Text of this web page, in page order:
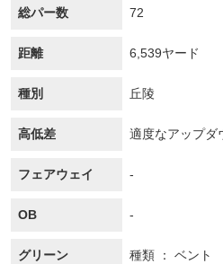
総パー数 72
距離 6,539ヤード
種別 丘陵
高低差 適度なアップダ
フェアウェイ -
OB -
グリーン 種類
ベント